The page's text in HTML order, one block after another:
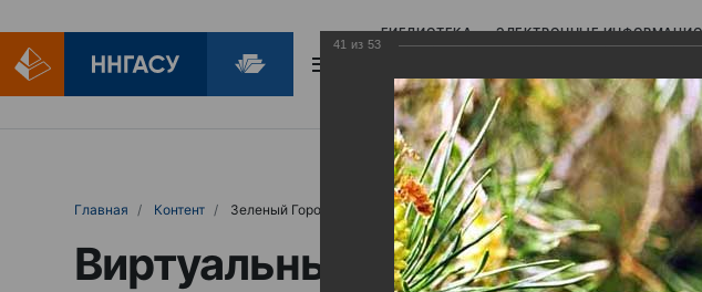
БИБЛИОТЕКА ЭЛЕКТРОННЫЕ
БИБЛИОПОМОЩЬ
Главная Контент Зеленый Город
Виртуальные выставки
41 из 53